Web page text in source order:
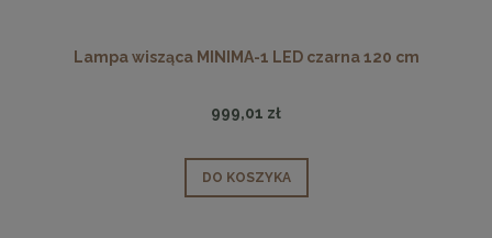
Lampa wisząca MINIMA-1 LED czarna 120 cm
999,01 zł
DO KOSZYKA